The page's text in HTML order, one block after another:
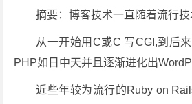
摘要：博客技术一直随着流行技
从一开始用C或C 写CGI,到后
PHP如日中天并且逐渐进化出
近些年较为流行的Ruby on